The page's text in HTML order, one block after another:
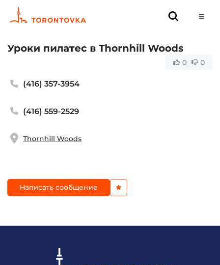
Уроки пилатес в Thornhill Woods
0 0
(416) 357-3954
(416) 559-2529
Thornhill Woods
Написать сообщение